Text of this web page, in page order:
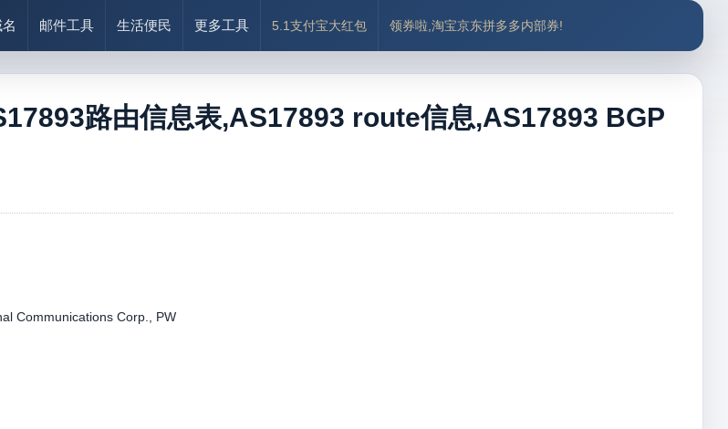
邮件工具 生活便民 更多工具 5.1支付宝大红包 领券啦,淘宝京东拼多多内部券!
路由信息表,AS17893 route信息,AS17893 BGP
Communications Corp., PW